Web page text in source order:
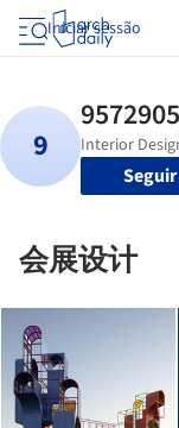
Iniciar sessão
Seguir
会展设计